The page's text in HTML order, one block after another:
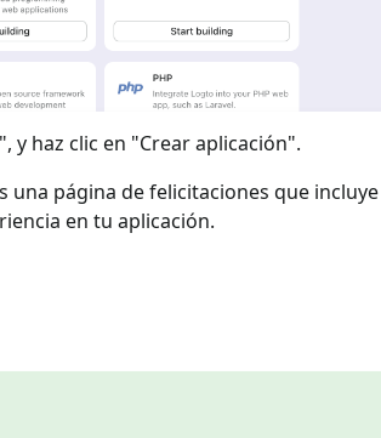
y haz clic en "Crear aplicación".
una página de felicitaciones que
en tu aplicación.